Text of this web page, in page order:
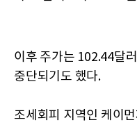
이후 주가는 102.44달
중단되기도 했다.
조세회피 지역인 케이